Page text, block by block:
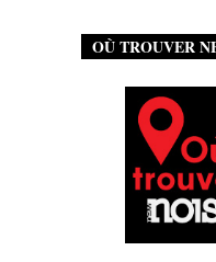
OÙ TROUVER